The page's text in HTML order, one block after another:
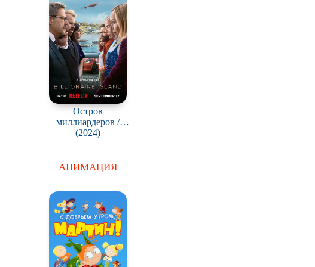
Остров
миллиардеров /
Milliardaeroya
(2024)
АНИМАЦИЯ